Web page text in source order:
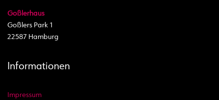
Goßlerhaus
Goßlers Park 1
22587 Hamburg
Informationen
Impressum